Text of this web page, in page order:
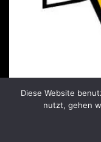
Mitglied der
2006
Diese Website
nutzt, gehen